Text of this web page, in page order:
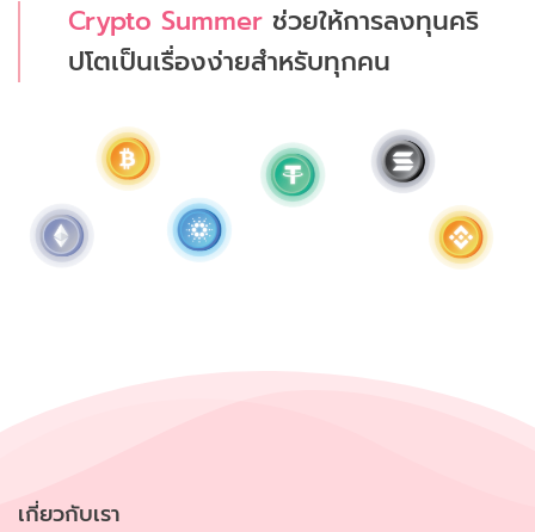
Crypto Summer ช่วยให้การลงทุนคริ
ปโตเป็นเรื่องง่ายสำหรับทุกคน
เกี่ยวกับเรา